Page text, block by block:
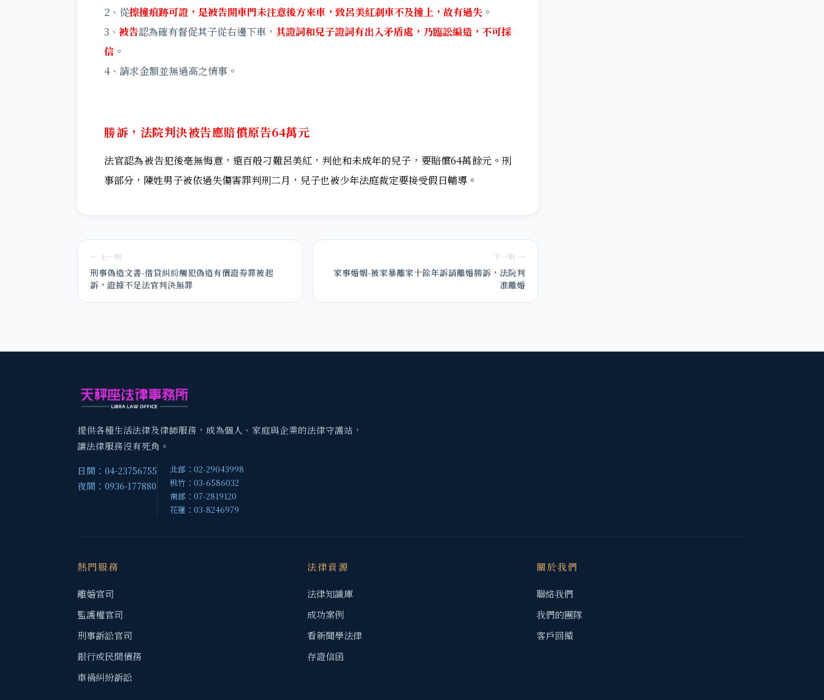
2、從擦撞痕跡可證，是被告開車門未注意後方來車，致呂美紅剎車不及撞上，故有過失 。
3、 被告認為確有督促其子從右邊下車， 其證詞和兒子證詞有出入矛盾處，乃臨訟編造，不可採
信 。
4、請求金額並無過高之情事。
勝訴，法院判決被告應賠償原告64萬元
法官認為被告犯後毫無悔意，還百般刁難呂美紅，判他和未成年的兒子，要賠償64萬餘元。刑
事部分，陳姓男子被依過失傷害罪判刑二月，兒子也被少年法庭裁定要接受假日輔導。
← 上一則
刑事偽造文書-借貸糾紛觸犯偽造有價證券罪被起
訴，證據不足法官判決無罪
下一則 →
家事婚姻-被家暴離家十餘年訴請離婚勝訴，法院判
准離婚
提供各種生活法律及律師服務，成為個人、家庭與企業的法律守護站，
讓法律服務沒有死角。
日間：04-23756755
夜間：0936-177880
北部：02-29043998
桃竹：03-6586032
南部：07-2819120
花蓮：03-8246979
熱門服務
離婚官司
監護權官司
刑事訴訟官司
銀行或民間債務
車禍糾紛訴訟
法律資源
法律知識庫
成功案例
看新聞學法律
存證信函
關於我們
聯絡我們
我們的團隊
客戶回饋